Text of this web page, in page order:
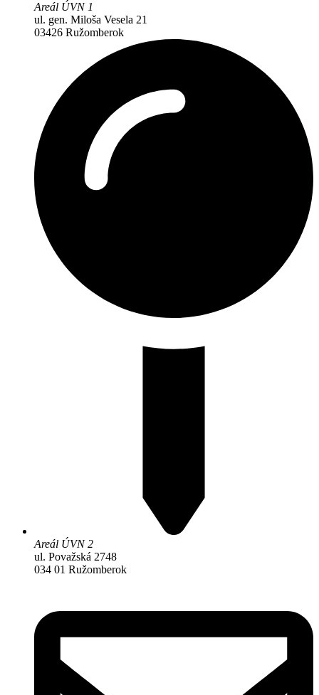
Areál ÚVN 1
ul. gen. Miloša Vesela 21
03426 Ružomberok
Areál ÚVN 2
ul. Považská 2748
034 01 Ružomberok